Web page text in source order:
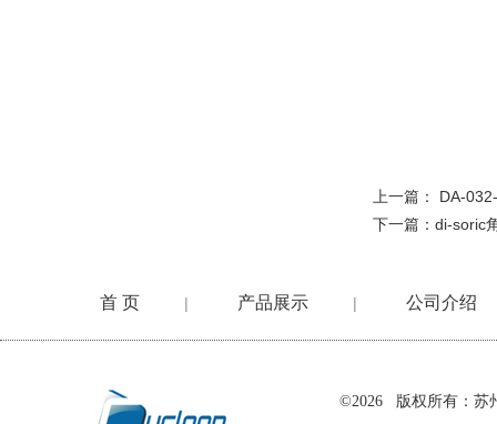
上一篇： DA-
下一篇： di-soric
首 页 | 产品展示 | 公司介绍
©2026 版权所有：苏